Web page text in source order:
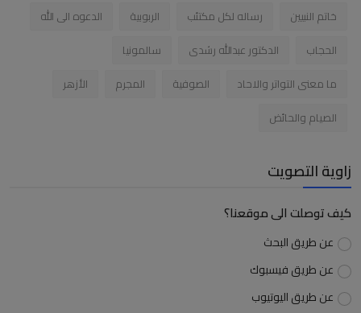
خاتم النبيين
رساله لكل مكتئب الربوبية
الدعوه الى الله
الحجاب
الدكتور عبدالله رشدى
سالمونيا
ما معنى التواتر والاحاد
الصوفية المجرم
الأزهر
الصيام والحائض
زاوية التصويت
كيف توصلت الى موقعنا؟
عن طريق البحث
عن طريق فيسبوك
عن طريق اليوتيوب